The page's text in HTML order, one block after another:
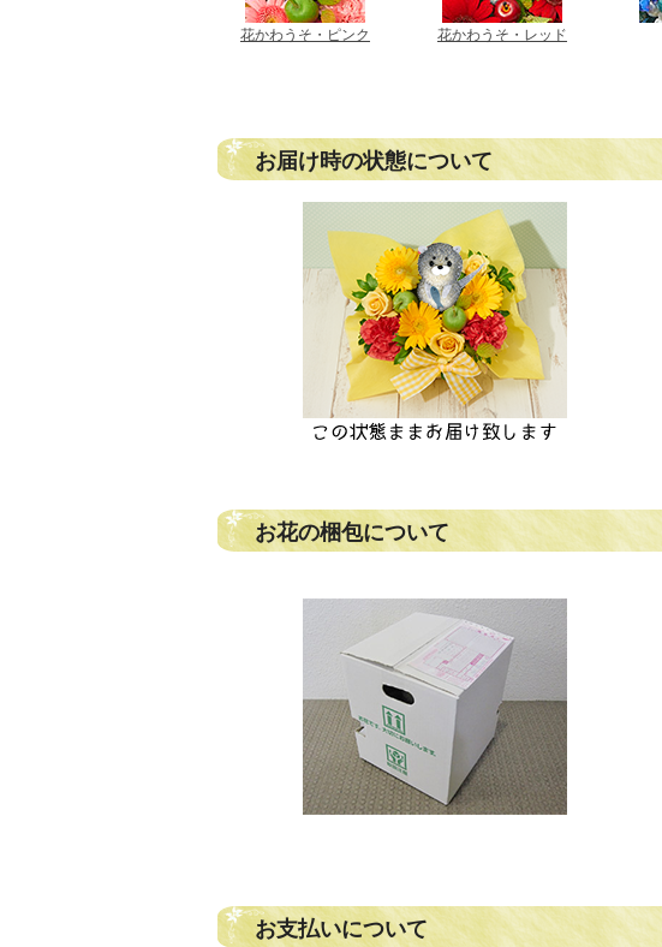
花かわうそ・ピンク 花かわうそ・レッド
お届け時の状態について
お花の梱包について
お支払いについて